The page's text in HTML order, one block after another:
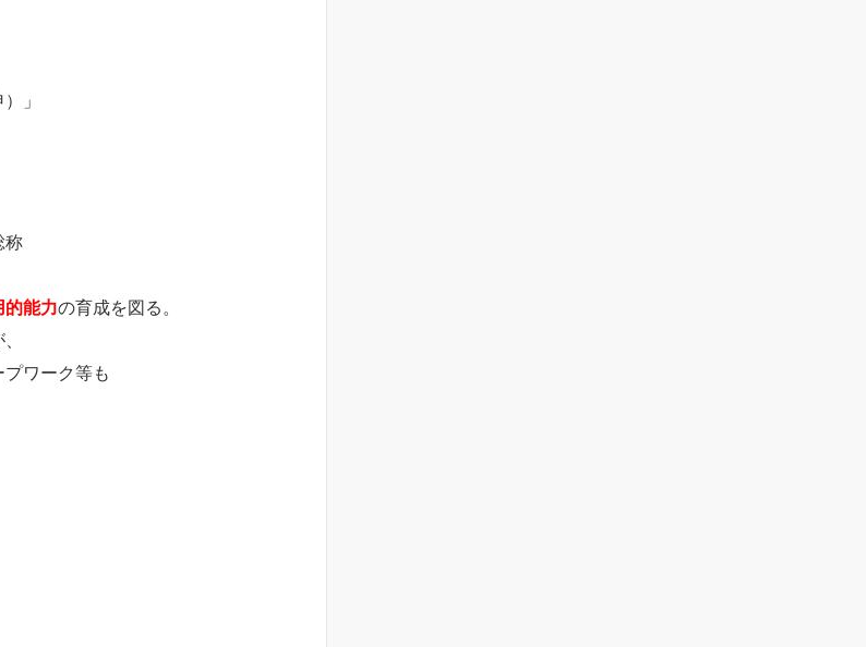
」
称
的能力の育成を図る。
ワーク等も